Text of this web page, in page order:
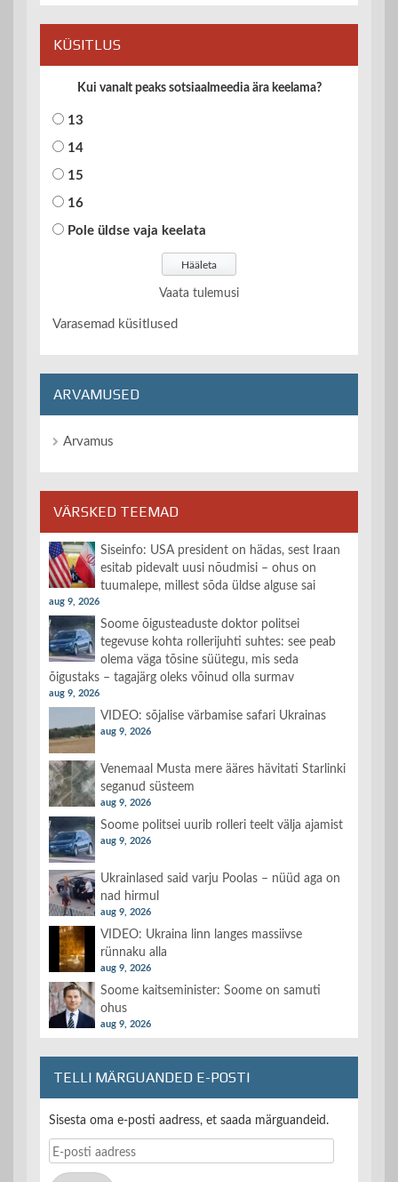
KÜSITLUS
Kui vanalt peaks sotsiaalmeedia ära keelama?
13
14
15
16
Pole üldse vaja keelata
Vaata tulemusi
Varasemad küsitlused
ARVAMUSED
Arvamus
VÄRSKED TEEMAD
Siseinfo: USA president on hädas, sest Iraan
esitab pidevalt uusi nõudmisi – ohus on
tuumalepe, millest sõda üldse alguse sai
aug 9, 2026
Soome õigusteaduste doktor politsei
tegevuse kohta rollerijuhti suhtes: see peab
olema väga tõsine süütegu, mis seda
õigustaks – tagajärg oleks võinud olla surmav
aug 9, 2026
VIDEO: sõjalise värbamise safari Ukrainas
aug 9, 2026
Venemaal Musta mere ääres hävitati Starlinki
seganud süsteem
aug 9, 2026
Soome politsei uurib rolleri teelt välja ajamist
aug 9, 2026
Ukrainlased said varju Poolas – nüüd aga on
nad hirmul
aug 9, 2026
VIDEO: Ukraina linn langes massiivse
rünnaku alla
aug 9, 2026
Soome kaitseminister: Soome on samuti
ohus
aug 9, 2026
TELLI MÄRGUANDED E-POSTI
Sisesta oma e-posti aadress, et saada märguandeid.
E-
posti